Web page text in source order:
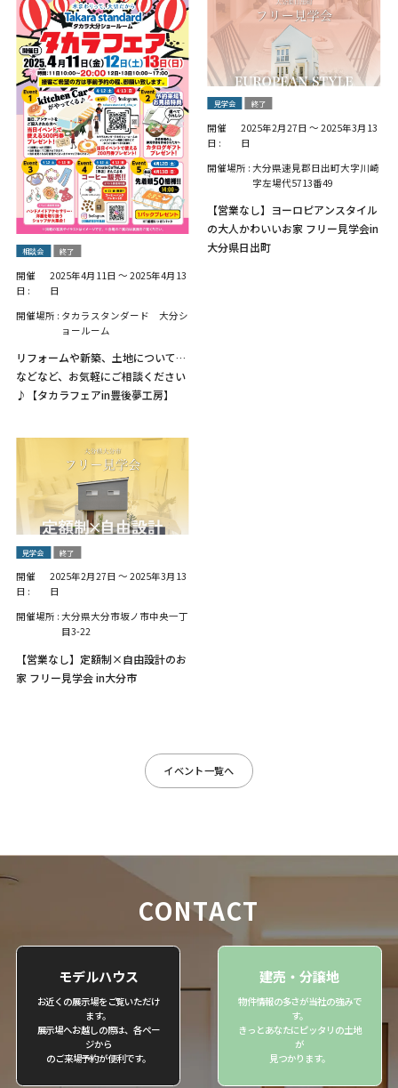
相談会 終了
開催
日 :
2025年4月11日 ～ 2025年4月13
日
開催場所 : タカラスタンダード 大分シ
ョールーム
リフォームや新築、土地について…
などなど、お気軽にご相談ください
♪【タカラフェアin豊後夢工房】
見学会 終了
開催
日 :
2025年2月27日 ～2025年3月13
日
開催場所 :大分県速見郡日出町大字川崎
字左場代5713番49
【営業なし】ヨーロピアンスタイル
の大人かわいいお家 フリー見学会in
大分県日出町
見学会 終了
開催
日 :
2025年2月27日 ～ 2025年3月13
日
開催場所 : 大分県大分市坂ノ市中央一丁
目3-22
【営業なし】定額制×自由設計のお
家 フリー見学会 in大分市
イベント一覧へ
CONTACT
モデルハウス
お近くの展示場をご覧いただけ
ます。
展示場へお越しの際は、各ペー
ジから
のご来場予約が便利です。
建売・分譲地
物件情報の多さが当社の強みで
す。
きっとあなたにピッタリの土地
が
見つかります。